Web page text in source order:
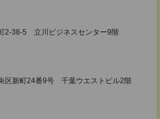
2-38-5 立川ビジネスセンター9階
区新町24番9号 千葉ウエストビル2階